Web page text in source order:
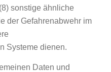
sonstige ähnliche
der Gefahrenabwehr im
Systeme dienen.
Daten und